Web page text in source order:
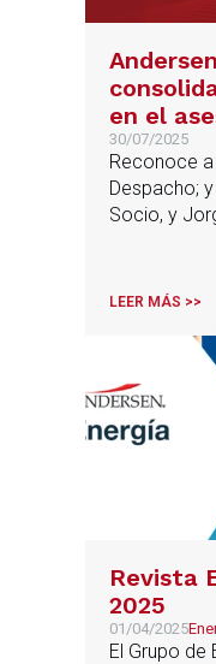
en el
grandes
según la
Worth
30/07/2025
Reconoce
Despacho; y a Borja de
Socio, y
LEER MÁS >>
Revista
2025
01/04/2025
El Grupo de